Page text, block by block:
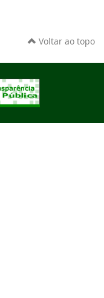
Voltar ao topo